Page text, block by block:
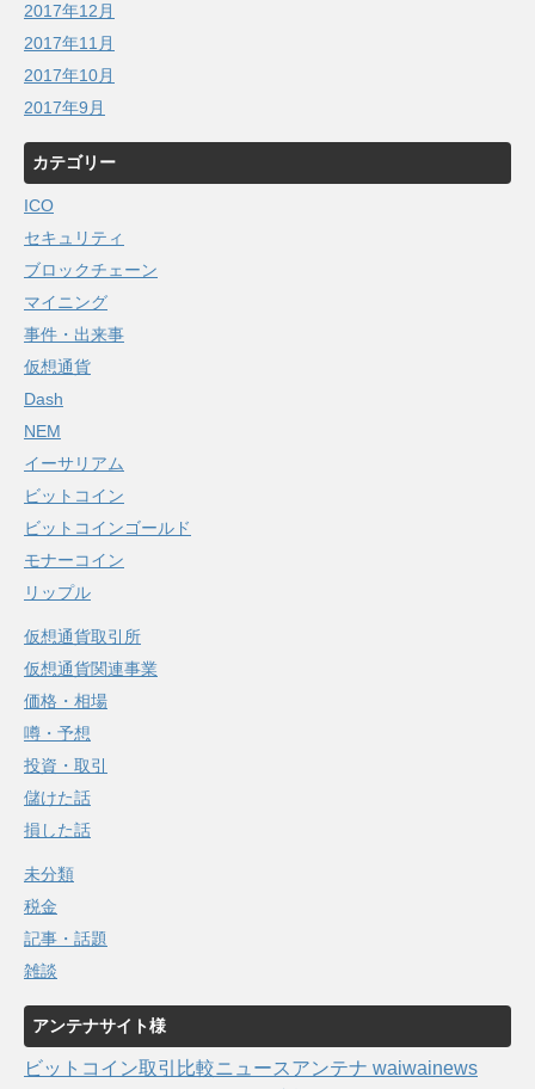
2017年12月
2017年11月
2017年10月
2017年9月
カテゴリー
ICO
セキュリティ
ブロックチェーン
マイニング
事件・出来事
仮想通貨
Dash
NEM
イーサリアム
ビットコイン
ビットコインゴールド
モナーコイン
リップル
仮想通貨取引所
仮想通貨関連事業
価格・相場
噂・予想
投資・取引
儲けた話
損した話
未分類
税金
記事・話題
雑談
アンテナサイト様
ビットコイン取引比較ニュースアンテナ waiwainews